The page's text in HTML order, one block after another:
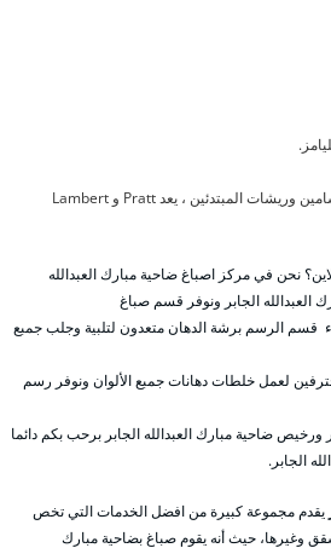
برات ولامبرت أكولاد. بالنسبة للرسامين وريشات المبتدئين ، يعد Pratt و Lambert
نحن في مركز اصباغ ضاحية مبارك العبدالله
العبدالله الجابر ونوفر قسم صباغ
الرسم برشة الدهان متعدون لتلبية وجلب جمبع
لعمل خلطات دهانات جمبع الألوان ونوفر رسم
ضاحية مبارك العبدالله الجابر برحب بكم دائما
الجابر.
يقدم مجموعة كبيرة من افضل الخدمات التي تخص
وغيرها، حيث أنه يقوم صباغ بضاحية مبارك